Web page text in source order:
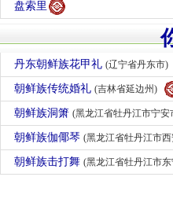
盘索里
丹东朝鲜族花甲礼 (辽宁省丹东市)
朝鲜族传统婚礼 (吉林省延边州)
朝鲜族洞箫 (黑龙江省牡丹江市宁安
朝鲜族伽倻琴 (黑龙江省牡丹江市
朝鲜族击打舞 (黑龙江省牡丹江市